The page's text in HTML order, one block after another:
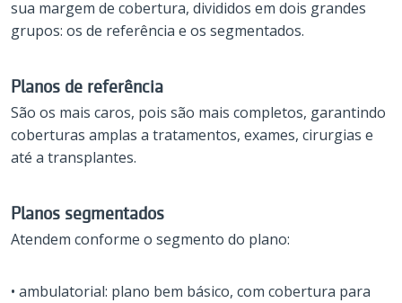
sua margem de cobertura, divididos em dois grandes
grupos: os de referência e os segmentados.
Planos de referência
São os mais caros, pois são mais completos, garantindo
coberturas amplas a tratamentos, exames, cirurgias e
até a transplantes.
Planos segmentados
Atendem conforme o segmento do plano:
• ambulatorial: plano bem básico, com cobertura para